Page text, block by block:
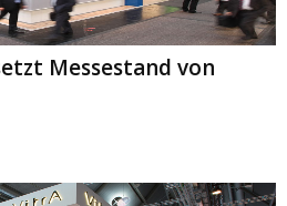
Messestand von